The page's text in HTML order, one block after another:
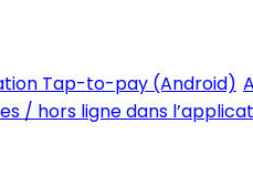
Tap-to-pay (Android)
/ hors ligne dans